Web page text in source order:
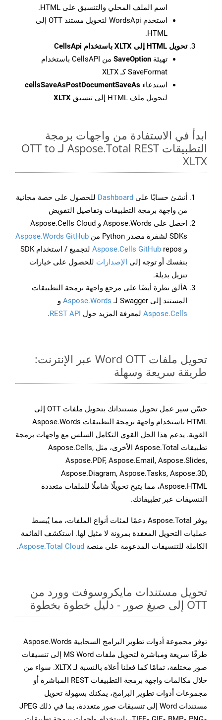
اسم الملف المحلي والتنسيق على HTML.
استخدم WordsApi لتحويل مستند OTT إلى
HTML.
تحويل HTML إلى XLTX باستخدام CellsApi
تهيئة SaveOption
من CellsAPI باستخدام
SaveFormat كـ XLTX
استدعاء cellsSaveAsPostDocumentSaveAs
لتحويل ملف HTML إلى تنسيق
XLTX
ابدأ في الاستفادة من واجهات برمجة
التطبيقات Aspose.Total REST لـ OTT to
XLTX
أنشئ حسابًا على Dashboard للحصول على حصة مجانية
من واجهة برمجة التطبيقات وتفاصيل التفويض
احصل على Aspose.Words و Aspose.Cells Cloud
SDKs لشفرة مصدر Python من
Aspose.Words GitHub
و
Aspose.Cells GitHub
repos لتجميع / استخدام SDK
بنفسك أو توجه إلى الإصدارات للحصول على خيارات
تنزيل بديلة.
Aألق نظرة أيضًا على مرجع واجهة برمجة التطبيقات
المستند إلى Swagger لـ
Aspose.Words و
Aspose.Cells لمعرفة المزيد حول REST API
.
تحويل ملفات Word OTT عبر الإنترنت:
طريقة سريعة وسهلة
حسّن سير عمل تحويل مستنداتك بتحويل ملفات OTT إلى
HTML باستخدام واجهة برمجة التطبيقات Aspose.Words
القوية. يدعم هذا الحل القوي التكامل السلس مع واجهات برمجة
تطبيقات Aspose.Total الأخرى، مثل Aspose.Cells,
Aspose.PDF, Aspose.Email, Aspose.Slides,
Aspose.Diagram, Aspose.Tasks, Aspose.3D,
Aspose.HTML، مما يتيح تحويلًا شاملًا للملفات متعددة
التنسيقات عبر تطبيقاتك.
يوفر Aspose.Total دعمًا لمئات أنواع الملفات، مما يُبسط
عمليات التحويل المعقدة بمرونة لا مثيل لها. استكشف القائمة
الكاملة للتنسيقات المدعومة على منصة Aspose.Total Cloud
.
تحويل مستندات مايكروسوفت وورد من
OTT إلى صيغ صور - دليل خطوة بخطوة
توفر مجموعة أدوات تطوير البرامج السحابية Aspose.Words
طرقًا سريعة ومباشرة لتحويل ملفات MS Word إلى تنسيقات
صور مختلفة، تمامًا كما فعلنا أعلاه بالنسبة لـ XLTX. سواء من
خلال مكالمات واجهة برمجة التطبيقات REST المباشرة أو
مجموعات أدوات تطوير البرامج، يمكنك بسهولة تحويل
مستندات Word إلى تنسيقات صور متعددة، بما في ذلك JPEG